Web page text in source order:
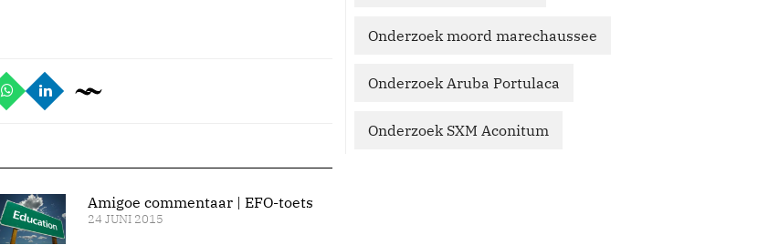
Amigoe commentaar | EFO-toets
24 JUNI 2015
Onderzoek moord marechaussee
Onderzoek Aruba Portulaca
Onderzoek SXM Aconitum